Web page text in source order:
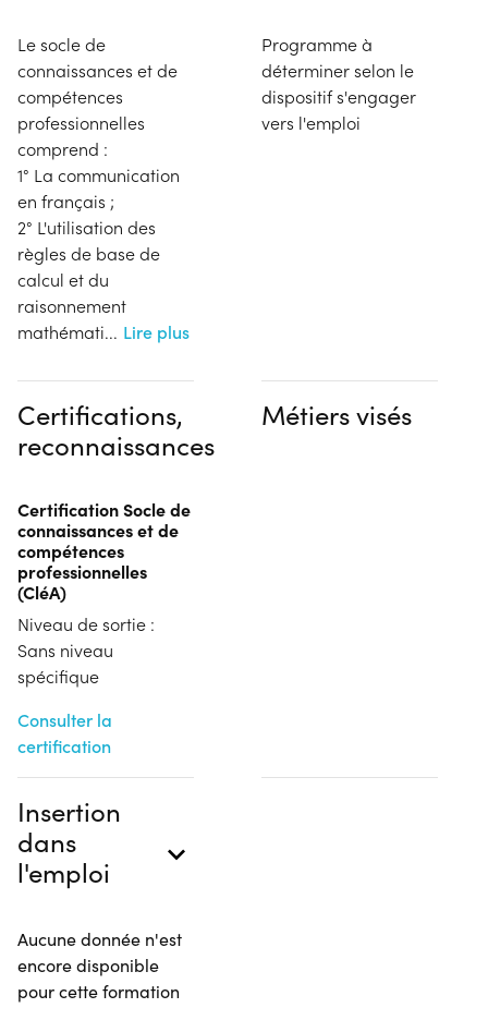
Le socle de
connaissances et de
compétences
professionnelles
comprend :
1° La communication
en français ;
2° L'utilisation des
règles de base de
calcul et du
raisonnement
mathémati... Lire plus
Programme à
déterminer selon le
dispositif s'engager
vers l'emploi
Certifications,
reconnaissances
Certification Socle de
connaissances et de
compétences
professionnelles
(CléA)
Niveau de sortie :
Sans niveau
spécifique
Consulter la
certification
Métiers visés
Insertion
dans
l'emploi
Aucune donnée n'est
encore disponible
pour cette formation